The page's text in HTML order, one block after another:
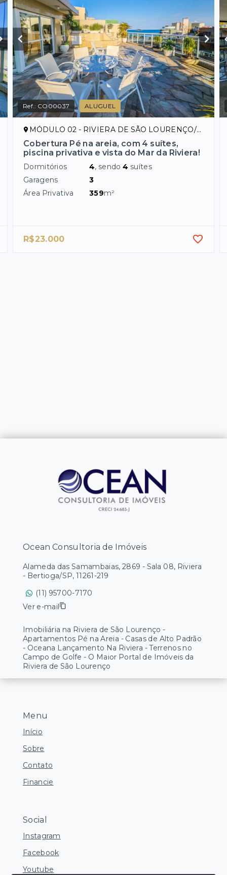
Ref.: CO00037 ALUGUEL
MÓDULO 02 - RIVIERA DE SÃO LOURENÇO/SP
Cobertura Pé na areia, com 4 suítes,
piscina privativa e vista do Mar da Riviera!
Dormitórios 4, sendo4 suítes
Garagens
3
Área Privativa
359m²
R$23.000
Menu
Início
Sobre
Contato
Financie
Social
Instagram
Facebook
Youtube
Ocean Consultoria de Imóveis
Alameda das Samambaias, 2869 - Sala 08, Riviera
- Bertioga/SP, 11261-219
(11) 95700-7170
Ver e-mail
Imobiliária na Riviera de São Lourenço -
Apartamentos Pé na Areia - Casas de Alto Padrão
- Oceana Lançamento Na Riviera - Terrenos no
Campo de Golfe - O Maior Portal de Imóveis da
Riviera de São Lourenço